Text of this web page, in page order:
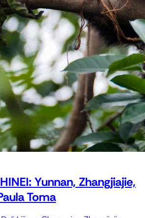
Yunnan, Zhangjiajie,
Toma